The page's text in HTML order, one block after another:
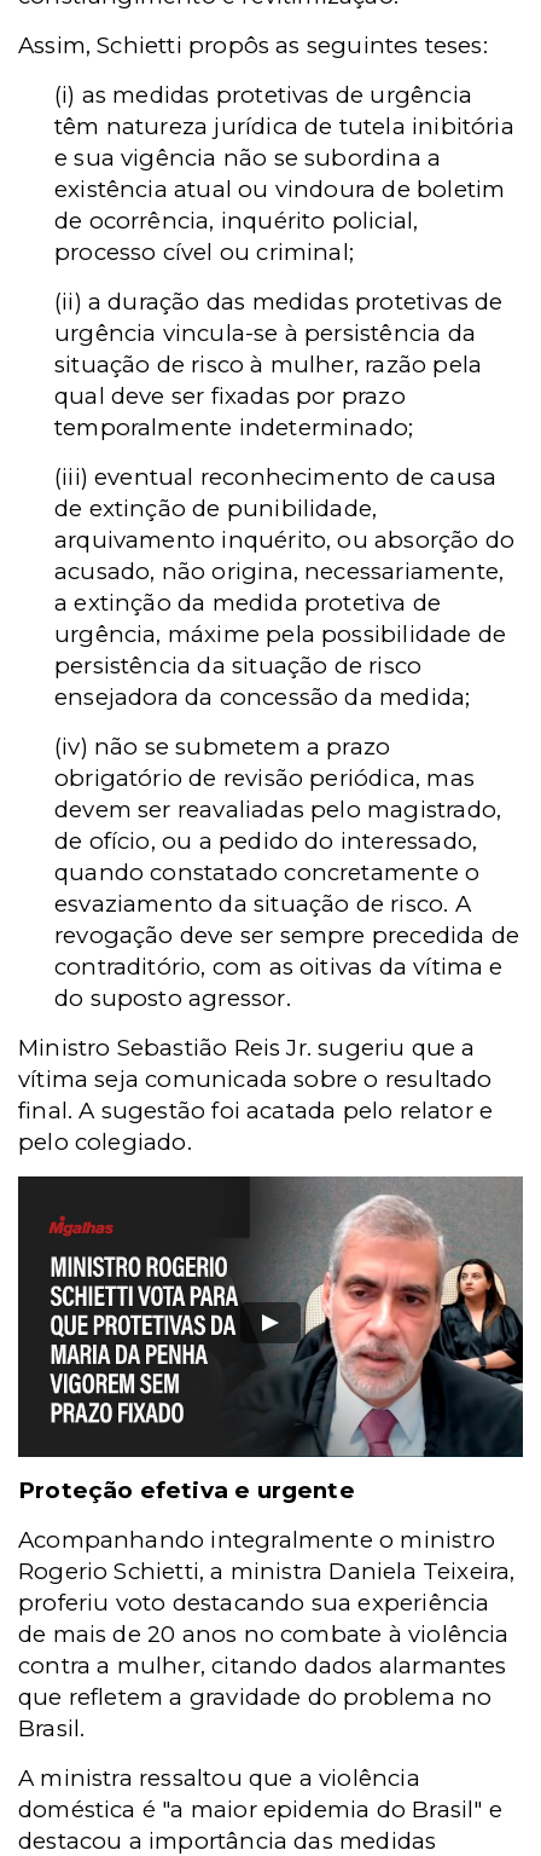
Assim, Schietti propôs as seguintes teses:
(i) as medidas protetivas de urgência
têm natureza jurídica de tutela inibitória
e sua vigência não se subordina a
existência atual ou vindoura de boletim
de ocorrência, inquérito policial,
processo cível ou criminal;
(ii) a duração das medidas protetivas de
urgência vincula-se à persistência da
situação de risco à mulher, razão pela
qual deve ser fixadas por prazo
temporalmente indeterminado;
(iii)eventual reconhecimento de causa
de extinção de punibilidade,
arquivamento inquérito, ou absorção do
acusado, não origina, necessariamente,
a extinção da medida protetiva de
urgência, máxime pela possibilidade de
persistência da situação de risco
ensejadora da concessão da medida;
(iv) não se submetem a prazo
obrigatório de revisão periódica, mas
devem ser reavaliadas pelo magistrado,
de ofício, ou a pedido do interessado,
quando constatado concretamente o
esvaziamento da situação de risco. A
revogação deve ser sempre precedida de
contraditório, com as oitivas da vítima e
do suposto agressor.
Ministro Sebastião Reis Jr. sugeriu que a
vítima seja comunicada sobre o resultado
final. A sugestão foi acatada pelo relator e
pelo colegiado.
Proteção efetiva e urgente
Acompanhando integralmente o ministro
Rogerio Schietti, a ministra Daniela Teixeira,
proferiu voto destacando sua experiência
de mais de 20 anos no combate à violência
contra a mulher, citando dados alarmantes
que refletem a gravidade do problema no
Brasil.
A ministra ressaltou que a violência
doméstica é "a maior epidemia do Brasil" e
destacou a importância das medidas